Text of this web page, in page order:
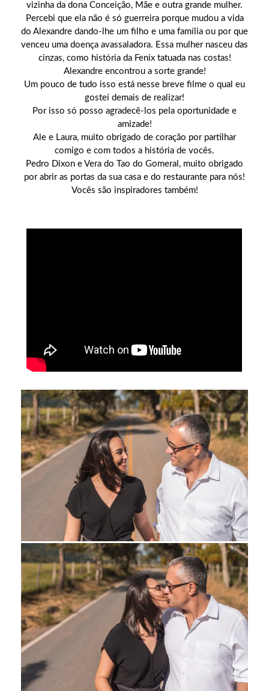
vizinha da dona Conceição, Mãe e outra grande mulher.
Percebi que ela não é só guerreira porque mudou a vida
do Alexandre dando-lhe um filho e uma família ou por que
venceu uma doença avassaladora. Essa mulher nasceu das
cinzas, como história da Fenix tatuada nas costas!
Alexandre encontrou a sorte grande!
Um pouco de tudo isso está nesse breve filme o qual eu
gostei demais de realizar!
Por isso só posso agradecê-los pela oportunidade e
amizade!
Ale e Laura, muito obrigado de coração por partilhar
comigo e com todos a história de vocês.
Pedro Dixon e Vera do Tao do Gomeral, muito obrigado
por abrir as portas da sua casa e do restaurante para nós!
Vocês são inspiradores também!